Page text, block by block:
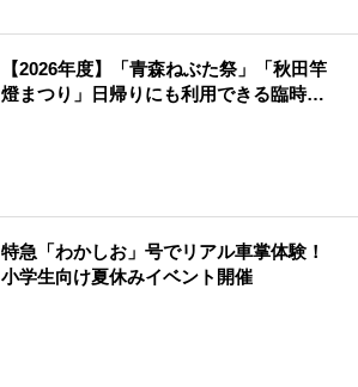
【2026年度】「青森ねぶた祭」「秋田竿
燈まつり」日帰りにも利用できる臨時新
特急「わかしお」号でリアル車掌体験！
小学生向け夏休みイベント開催